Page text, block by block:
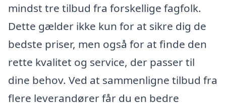
mindst tre tilbud fra forskellige fagfolk.
Dette gælder ikke kun for at sikre dig de
bedste priser, men også for at finde den
rette kvalitet og service, der passer til
dine behov. Ved at sammenligne tilbud fra
flere leverandører får du en bedre